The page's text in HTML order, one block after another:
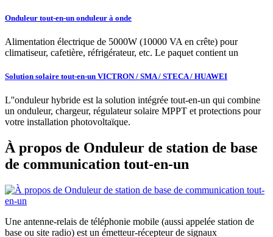
Onduleur tout-en-un onduleur à onde
Alimentation électrique de 5000W (10000 VA en crête) pour
climatiseur, cafetière, réfrigérateur, etc. Le paquet contient un
Solution solaire tout-en-un VICTRON / SMA / STECA / HUAWEI
L''onduleur hybride est la solution intégrée tout-en-un qui combine
un onduleur, chargeur, régulateur solaire MPPT et protections pour
votre installation photovoltaïque.
À propos de Onduleur de station de base
de communication tout-en-un
Une antenne-relais de téléphonie mobile (aussi appelée station de
base ou site radio) est un émetteur-récepteur de signaux